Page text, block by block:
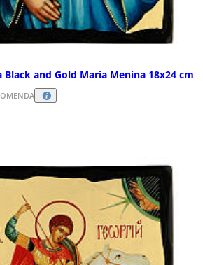
and Gold Maria Menina 18x24 cm